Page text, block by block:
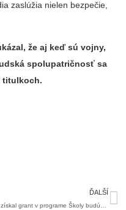
zaslúžia nielen bezpečie,
že aj keď sú vojny,
spolupatričnosť sa
titulkoch.
ĎALŠÍ
Kto získal grant v programe Školy budúcnosti?